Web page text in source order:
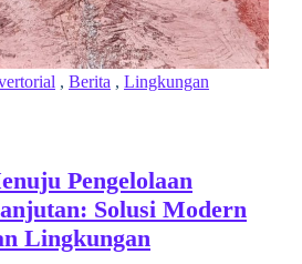
, Berita , Lingkungan
Pengelolaan
Solusi Modern
Lingkungan